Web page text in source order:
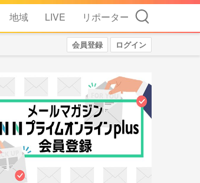
地域 LIVE リポーター 検索
会員登録 ログイン